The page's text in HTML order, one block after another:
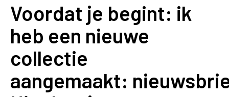
Voordat je begint: ik
heb een nieuwe
collectie
aangemaakt: